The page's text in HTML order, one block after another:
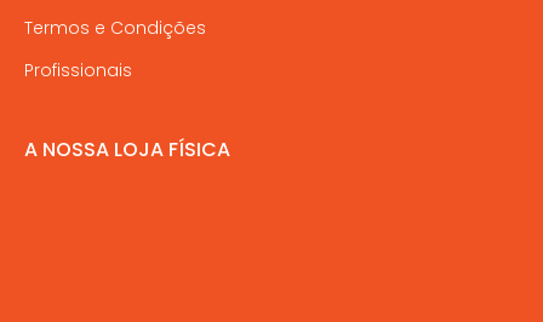
Termos e Condições
Profissionais
A NOSSA LOJA FÍSICA